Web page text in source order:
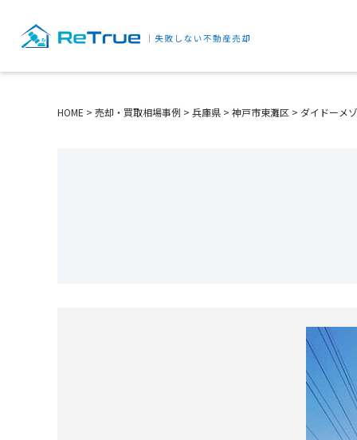
HOME > 売却・買取相場事例 > 兵庫県 > 神戸市東灘区 > ダイドーメ